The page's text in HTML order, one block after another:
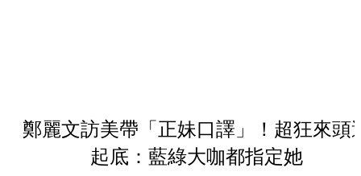
鄭麗文訪美帶「正妹口譯」！超狂來頭
起底：藍綠大咖都指定她